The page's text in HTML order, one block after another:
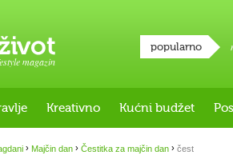
magazin
popularno
Kreativno Kućni budžet
› Majčin dan › Čestitka za majčin dan › čest